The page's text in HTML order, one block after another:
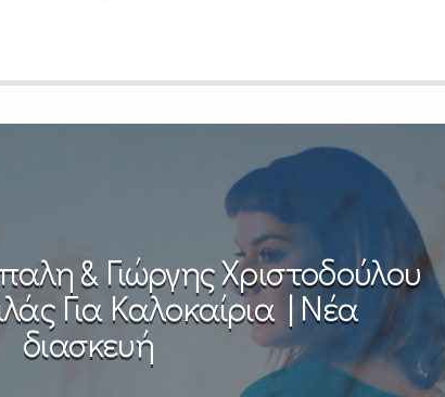
& Γιώργης Χριστοδούλου
Για Καλοκαίρια | Νέα
διασκευή